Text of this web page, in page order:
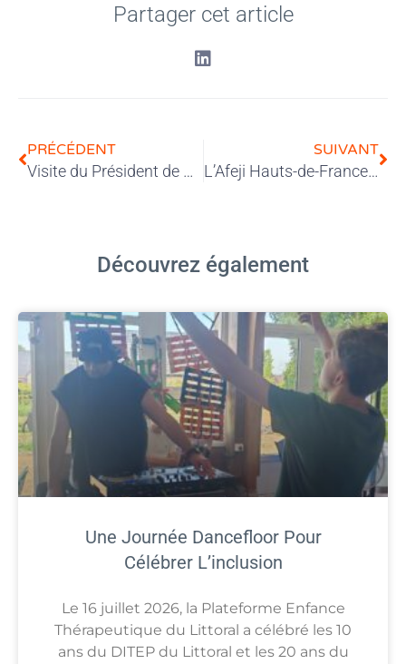
Partager cet article
PRÉCÉDENT
Visite du Président de Nexem à l’Afeji Hauts-de-France
SUIVANT
L’Afeji Hauts-de-France engagée dans le programme « mieux manger pour tous » sur le territoire Littoral
Découvrez également
Une Journée Dancefloor Pour
Célébrer L’inclusion
Le 16 juillet 2026, la Plateforme Enfance
Thérapeutique du Littoral a célébré les 10
ans du DITEP du Littoral et les 20 ans du